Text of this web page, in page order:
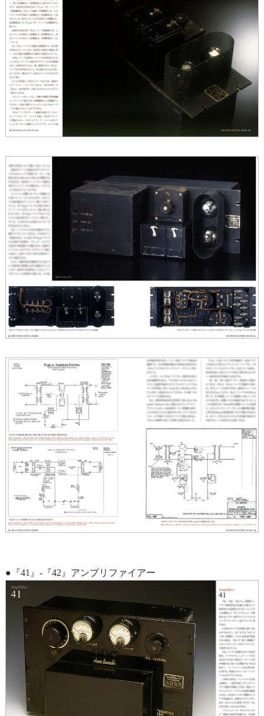
●『41』-『42』アンプリファイアー